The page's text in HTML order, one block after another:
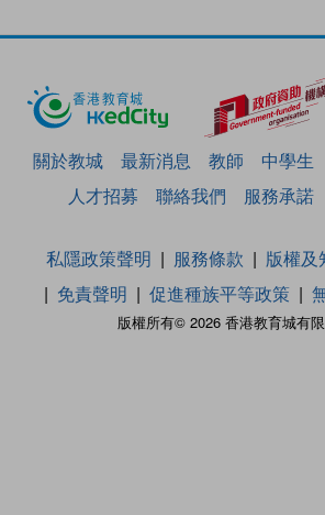
關於教城 最新消息 教師 中學生
人才招募
聯絡我們 服務承諾
版權所有© 2026 香港教育城有
私隱政策聲明 服務條款
版權及
免責聲明
促進種族平等政策